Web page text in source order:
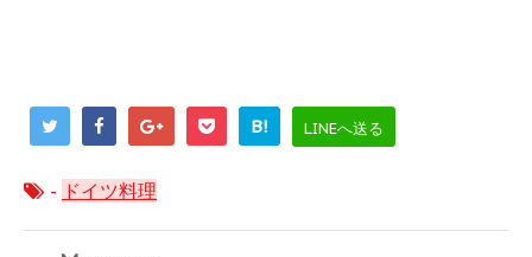
B! LINEへ送る
- ドイツ料理